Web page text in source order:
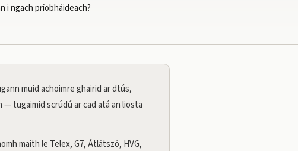
i ngach príobháideach?
muid achoimre ghairid ar dtús,
— tugaimid scrúdú ar cad atá an liosta
maith le Telex, G7, Átlátszó, HVG,